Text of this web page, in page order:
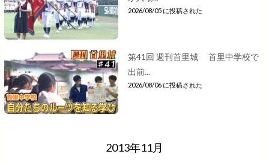
2026/08/05 に投稿された
第41回 週刊首里城 首里中学校で
出前...
2026/08/06 に投稿された
2013年11月